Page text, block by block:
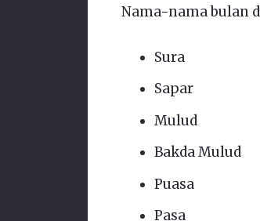
Nama-nama bulan
Sura
Sapar
Mulud
Bakda Mulud
Puasa
Pasa